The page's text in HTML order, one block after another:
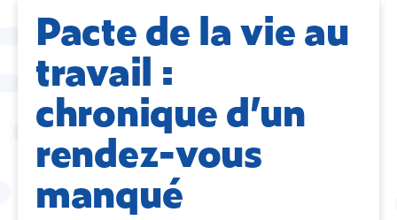
Pacte de la vie au
travail :
chronique d’un
rendez-vous
manqué